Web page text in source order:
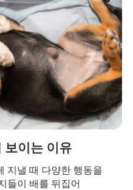
보이는 이유
지낼 때 다양한 행동을
들이 배를 뒤집어